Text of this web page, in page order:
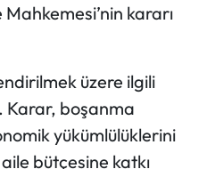
kararı
üzere ilgili
Karar, boşanma
yükümlülüklerini
bütçesine katkı